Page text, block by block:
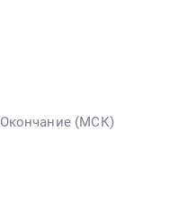
Окончание (МСК)